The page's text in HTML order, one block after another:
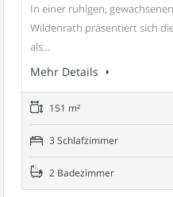
In einer ruhigen,
Wildenrath präsentiert sich
als...
Mehr Details
151 m²
3 Schlafzimmer
2 Badezimmer